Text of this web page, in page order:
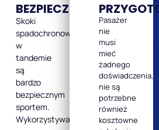
BEZPIECZEŃSTWO
Skoki
spadochronowe
w
tandemie
są
bardzo
bezpiecznym
sportem.
Wykorzystywany
Pasażer
nie
musi
mieć
żadnego
doświadczenia,
nie są
potrzebne
również
kosztowne